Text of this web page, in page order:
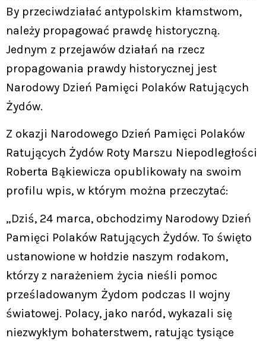
By przeciwdziałać antypolskim kłamstwom,
należy propagować prawdę historyczną.
Jednym z przejawów działań na rzecz
propagowania prawdy historycznej jest
Narodowy Dzień Pamięci Polaków Ratujących
Żydów.
Z okazji Narodowego Dzień Pamięci Polaków
Ratujących Żydów Roty Marszu Niepodległości
Roberta Bąkiewicza opublikowały na swoim
profilu wpis, w którym można przeczytać:
„Dziś, 24 marca, obchodzimy Narodowy Dzień
Pamięci Polaków Ratujących Żydów. To święto
ustanowione w hołdzie naszym rodakom,
którzy z narażeniem życia nieśli pomoc
prześladowanym Żydom podczas II wojny
światowej. Polacy, jako naród, wykazali się
niezwykłym bohaterstwem, ratując tysiące